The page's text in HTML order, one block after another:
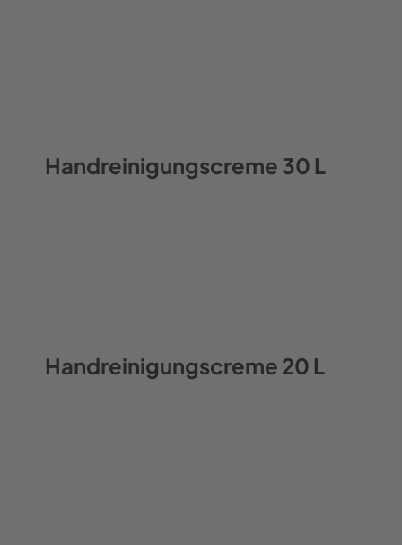
Handreinigungscreme 30 L
Handreinigungscreme 20 L